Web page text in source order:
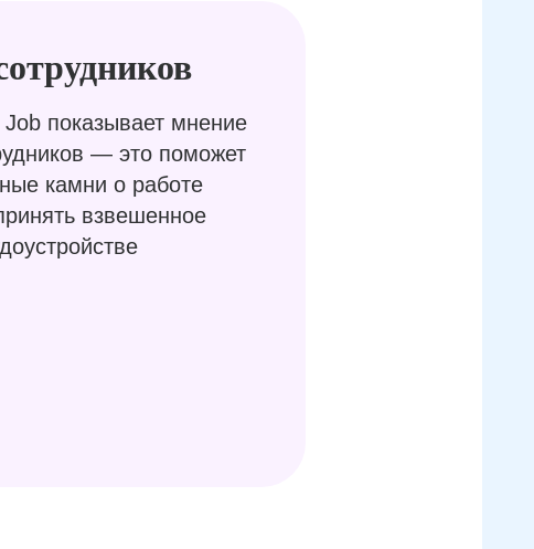
показывает мнение
— это поможет
камни о работе
взвешенное